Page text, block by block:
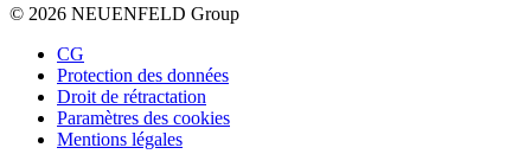
© 2026 NEUENFELD Group
CG
Protection des données
Droit de rétractation
Paramètres des cookies
Mentions légales